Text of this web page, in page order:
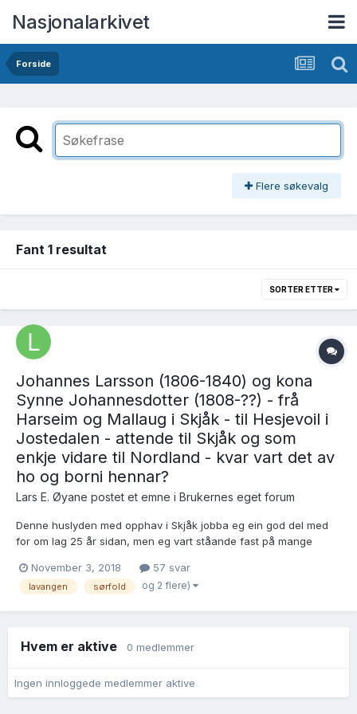
Nasjonalarkivet
Forside
Flere søkevalg
Fant 1 resultat
SORTER ETTER
Johannes Larsson (1806-1840) og kona
Synne Johannesdotter (1808-??) - frå
Harseim og Mallaug i Skjåk - til Hesjevoil i
Jostedalen - attende til Skjåk og som
enkje vidare til Nordland - kvar vart det av
ho og borni hennar?
Lars E. Øyane postet et emne i Brukernes eget forum
Denne huslyden med opphav i Skjåk jobba eg ein god del med
for om lag 25 år sidan, men eg vart ståande fast på mange
fram til nokre andre, men no kjem eg ikkje lenger, og eg vonar
på lite vetta hjelp i Brukarforum. Særleg...
November 3, 2018 57 svar
lavangen sørfold og 2 flere)
Hvem er aktive 0 medlemmer
Ingen innloggede medlemmer aktive